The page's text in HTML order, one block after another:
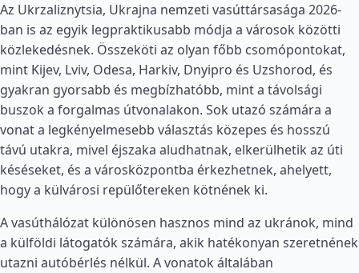
Az Ukrzaliznytsia, Ukrajna nemzeti vasúttársasága 2026-
ban is az egyik legpraktikusabb módja a városok közötti
közlekedésnek. Összeköti az olyan főbb csomópontokat,
mint Kijev, Lviv, Odesa, Harkiv, Dnyipro és Uzshorod, és
gyakran gyorsabb és megbízhatóbb, mint a távolsági
buszok a forgalmas útvonalakon. Sok utazó számára a
vonat a legkényelmesebb választás közepes és hosszú
távú utakra, mivel éjszaka aludhatnak, elkerülhetik az úti
késéseket, és a városközpontba érkezhetnek, ahelyett,
hogy a külvárosi repülőtereken kötnének ki.
A vasúthálózat különösen hasznos mind az ukránok, mind
a külföldi látogatók számára, akik hatékonyan szeretnének
utazni autóbérlés nélkül. A vonatok általában